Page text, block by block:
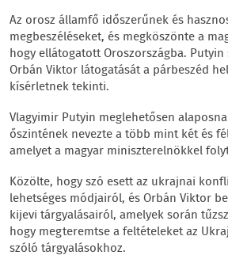
Az orosz államfő időszerűnek és
megbeszéléseket, és megköszönte a
hogy ellátogatott Oroszországba.
Orbán Viktor látogatását a párbeszéd
kísérletnek tekinti.
Vlagyimir Putyin meglehetősen
őszintének nevezte a több mint két és
amelyet a magyar miniszterelnökkel
Közölte, hogy szó esett az ukrajnai
lehetséges módjairól, és Orbán Viktor
kijevi tárgyalásairól, amelyek során
hogy megteremtse a feltételeket az
szóló tárgyalásokhoz.